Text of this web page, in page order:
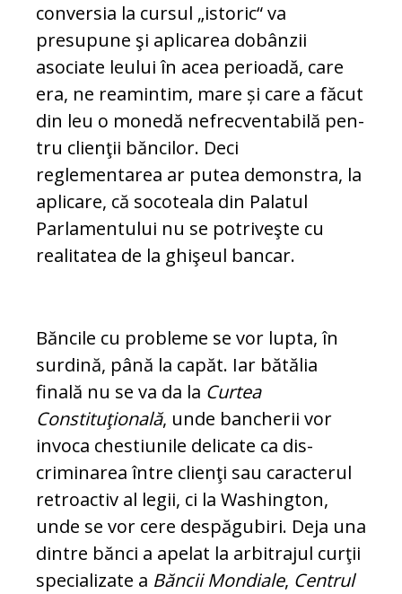
conversia la cursul „istoric“ va
presupune şi aplicarea dobânzii
asociate leului în acea perioadă, care
era, ne reamintim, mare și care a fă­cut
din leu o monedă nefrecventabilă pen­
tru clienţii băncilor. Deci
reglementarea ar putea demonstra, la
aplicare, că so­co­teala din Palatul
Parlamentului nu se po­tri­veşte cu
realitatea de la ghişeul bancar.
Băncile cu probleme se vor lupta, în
sur­dină, până la capăt. Iar bătălia
finală nu se va da la Curtea
Constituţională, unde ban­cherii vor
invoca chestiunile delicate ca dis­
criminarea între clienţi sau caracterul
retroactiv al legii, ci la Washington,
unde se vor cere despăgubiri. Deja una
dintre bănci a apelat la arbitrajul curţii
spe­cia­lizate a Băncii Mondiale, Centrul